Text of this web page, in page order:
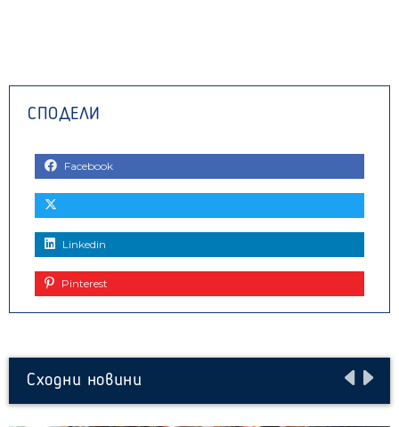
Facebook
Linkedin
Pinterest
Сходни новини